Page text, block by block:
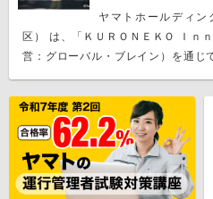
ヤマトホールディン
区） は、「ＫＵＲＯＮＥＫＯ Ｉｎ
営：グローバル・ブレイン）を通じ